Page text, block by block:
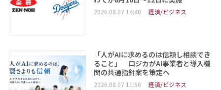
2026.08.07 14:40 経済/ビジネス
「人がAIに求めるのは信頼し相談でき
ること」 ロジカがAI事業者と導入機
関の共通指針案を策定へ
2026.08.07 11:50 経済/ビジネス